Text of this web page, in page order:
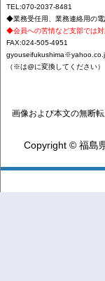
TEL:070-2037-8481
◆業務受任用、業務連絡用の電
◆会員への苦情など支部では
FAX:024-505-4951
（※は@に変換してください）
画像および本文の無断
Copyright © 福島